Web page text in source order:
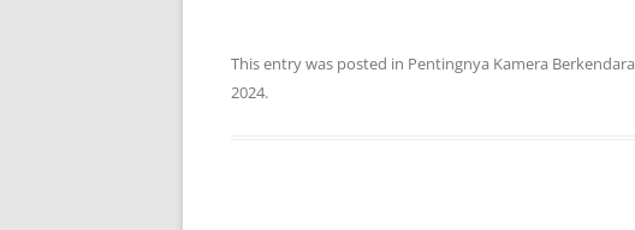
This entry was posted in Pentingnya Kamera Berkendara
2024.